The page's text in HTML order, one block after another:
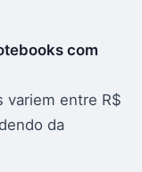
com
variem entre R$
da